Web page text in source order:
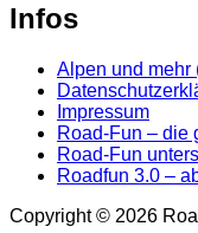
Infos
Alpen und mehr
Impressum
Road-Fun – die
Road-Fun
Roadfun 3.0 –
Copyright © 2026